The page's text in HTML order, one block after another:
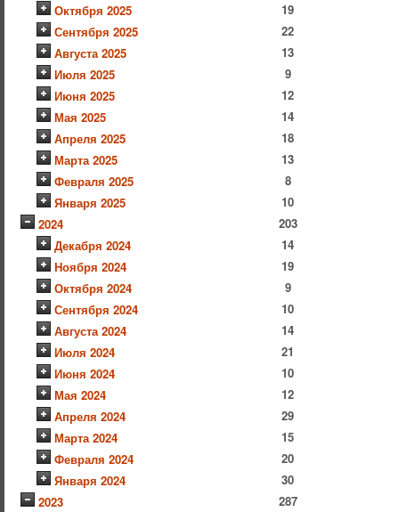
Октября 2025
19
Сентября 2025
22
Августа 2025
13
Июля 2025
9
Июня 2025
12
Мая 2025
14
Апреля 2025
18
Марта 2025
13
Февраля 2025
8
Января 2025
10
2024
203
Декабря 2024
14
Ноября 2024
19
Октября 2024
9
Сентября 2024
10
Августа 2024
14
Июля 2024
21
Июня 2024
10
Мая 2024
12
Апреля 2024
29
Марта 2024
15
Февраля 2024
20
Января 2024
30
2023
287